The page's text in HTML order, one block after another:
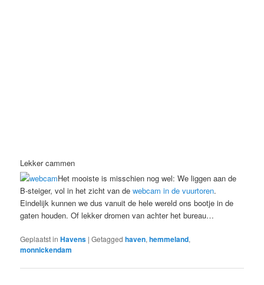
Lekker cammen
Het mooiste is misschien nog wel: We liggen aan de
B-steiger, vol in het zicht van dewebcam in de vuurtoren.
Eindelijk kunnen we dus vanuit de hele wereld ons bootje in de
gaten houden. Of lekker dromen van achter het bureau…
Geplaatst in Havens |Getagged haven,hemmeland,
monnickendam